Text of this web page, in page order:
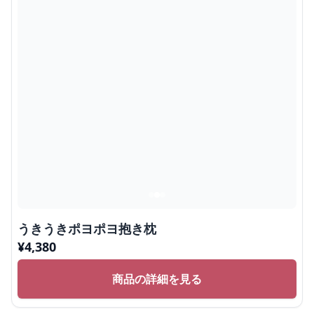
うきうきポヨポヨ抱き枕
¥4,380
商品の詳細を見る